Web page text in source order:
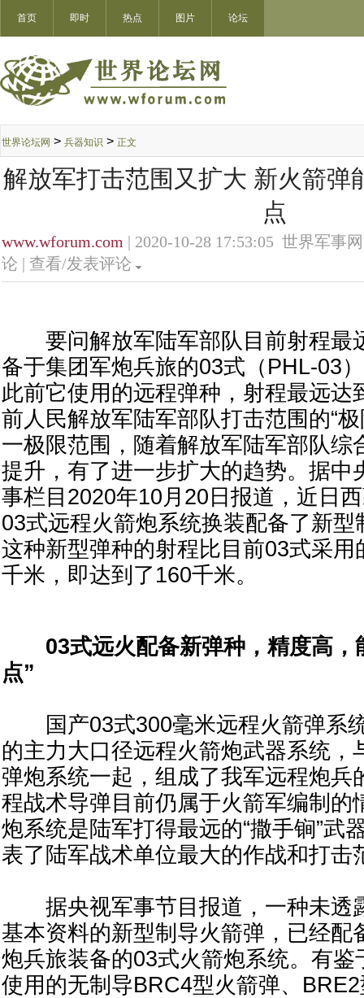
首页 即时 热点 图片 论坛
世界论坛网 > 兵器知识 > 正文
解放军打击范围又扩大 新火箭弹
点
www.wforum.com | 2020-10-28 17:53:05 世界军事
论 | 查看/发表评论
要问解放军陆军部队目前射程最
备于集团军炮兵旅的03式（PHL-03
此前它使用的远程弹种，射程最远达
前人民解放军陆军部队打击范围的“
一极限范围，随着解放军陆军部队综
提升，有了进一步扩大的趋势。据中
事栏目2020年10月20日报道，近日
03式远程火箭炮系统换装配备了新型
这种新型弹种的射程比目前03式采用
千米，即达到了160千米。
03式远火配备新弹种，精度高，
点”
国产03式300毫米远程火箭弹系
的主力大口径远程火箭炮武器系统，
弹炮系统一起，组成了我军远程炮兵
程战术导弹目前仍属于火箭军编制的
炮系统是陆军打得最远的“撒手锏”武
表了陆军战术单位最大的作战和打击
据央视军事节目报道，一种未透
基本资料的新型制导火箭弹，已经配
炮兵旅装备的03式火箭炮系统。有鉴
使用的无制导BRC4型火箭弹、